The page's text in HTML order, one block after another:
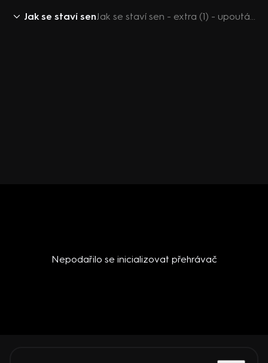
Jak se staví sen Jak se staví sen - extra (1) - upoutávka
Nepodařilo se inicializovat přehrávač